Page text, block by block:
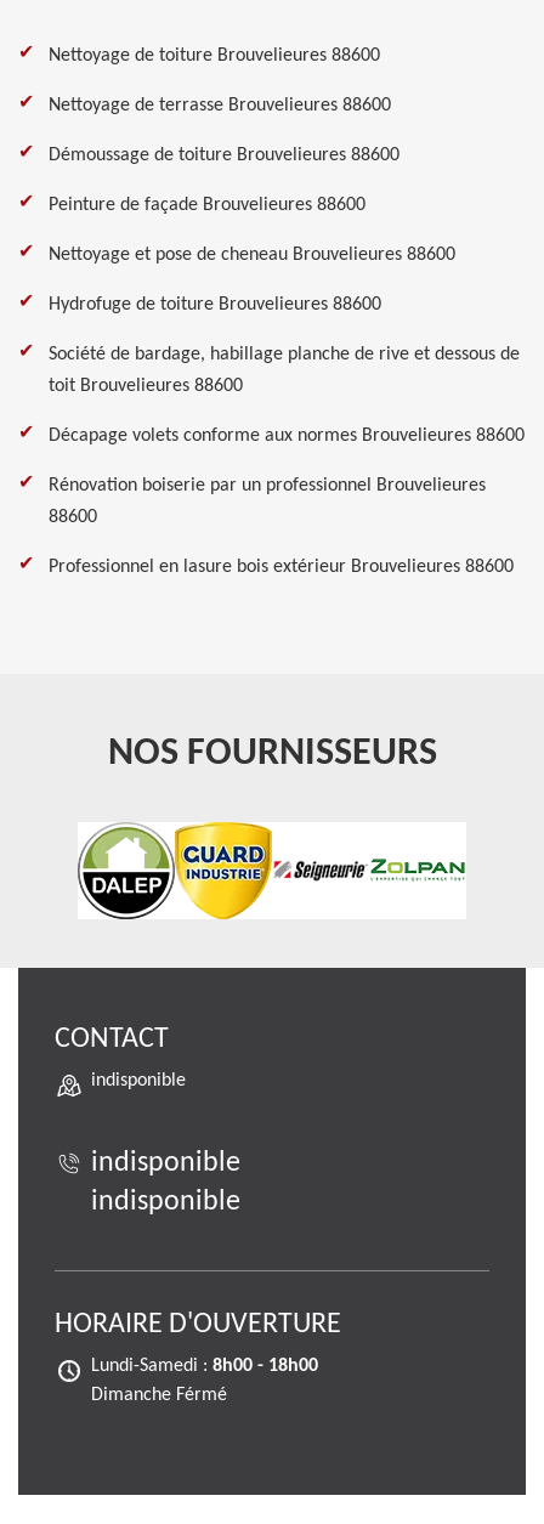
Nettoyage de toiture Brouvelieures 88600
Nettoyage de terrasse Brouvelieures 88600
Démoussage de toiture Brouvelieures 88600
Peinture de façade Brouvelieures 88600
Nettoyage et pose de cheneau Brouvelieures 88600
Hydrofuge de toiture Brouvelieures 88600
Société de bardage, habillage planche de rive et dessous de
toit Brouvelieures 88600
Décapage volets conforme aux normes Brouvelieures 88600
Rénovation boiserie par un professionnel Brouvelieures
88600
Professionnel en lasure bois extérieur Brouvelieures 88600
NOS FOURNISSEURS
CONTACT
indisponible
indisponible
indisponible
HORAIRE D'OUVERTURE
Lundi-Samedi : 8h00 - 18h00
Dimanche Férmé